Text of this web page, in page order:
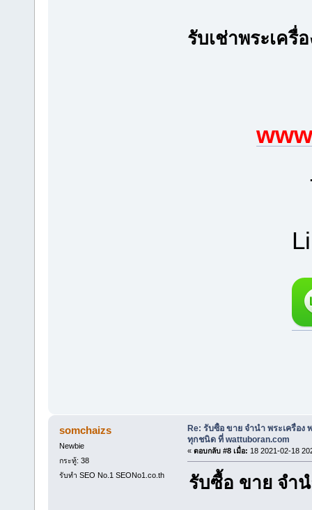
รับเช่าพระเครื่
somchaizs
Newbie
กระทู้: 38
รับทำ SEO No.1 SEONo1.co.th
Re: รับซื้อ ขาย จำนำ พระเครื่อง
ทุกชนิด ที่ wattuboran.com
« ตอบกลับ #8 เมื่อ: 18 2021-02-18
รับซื้อ ขาย จำ